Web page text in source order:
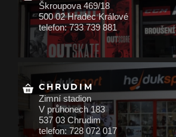
Škroupova 469/18
500 02 Hradec Králové
telefon: 733 739 881
CHRUDIM
Zimní stadion
V průhonech 183
537 03 Chrudim
telefon: 728 072 017